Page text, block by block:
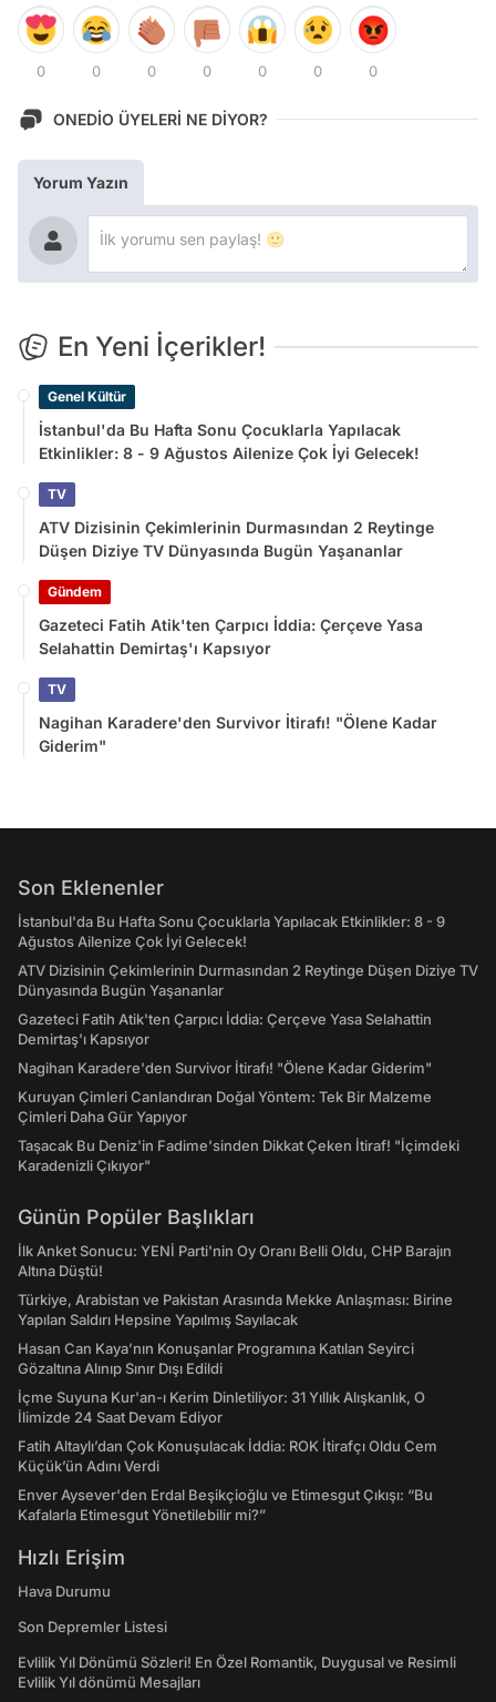
0 0 0 0 0 0 0
ONEDİO ÜYELERİ NE DİYOR?
Yorum Yazın
En Yeni İçerikler!
Genel Kültür
İstanbul'da Bu Hafta Sonu Çocuklarla Yapılacak
Etkinlikler: 8 - 9 Ağustos Ailenize Çok İyi Gelecek!
TV
ATV Dizisinin Çekimlerinin Durmasından 2 Reytinge
Düşen Diziye TV Dünyasında Bugün Yaşananlar
Gündem
Gazeteci Fatih Atik'ten Çarpıcı İddia: Çerçeve Yasa
Selahattin Demirtaş'ı Kapsıyor
TV
Nagihan Karadere'den Survivor İtirafı! "Ölene Kadar
Giderim"
Son Eklenenler
İstanbul'da Bu Hafta Sonu Çocuklarla Yapılacak Etkinlikler: 8 - 9
Ağustos Ailenize Çok İyi Gelecek!
ATV Dizisinin Çekimlerinin Durmasından 2 Reytinge Düşen Diziye TV
Dünyasında Bugün Yaşananlar
Gazeteci Fatih Atik'ten Çarpıcı İddia: Çerçeve Yasa Selahattin
Demirtaş'ı Kapsıyor
Nagihan Karadere'den Survivor İtirafı! "Ölene Kadar Giderim"
Kuruyan Çimleri Canlandıran Doğal Yöntem: Tek Bir Malzeme
Çimleri Daha Gür Yapıyor
Taşacak Bu Deniz'in Fadime'sinden Dikkat Çeken İtiraf! "İçimdeki
Karadenizli Çıkıyor"
Günün Popüler Başlıkları
İlk Anket Sonucu: YENİ Parti'nin Oy Oranı Belli Oldu, CHP Barajın
Altına Düştü!
Türkiye, Arabistan ve Pakistan Arasında Mekke Anlaşması: Birine
Yapılan Saldırı Hepsine Yapılmış Sayılacak
Hasan Can Kaya’nın Konuşanlar Programına Katılan Seyirci
Gözaltına Alınıp Sınır Dışı Edildi
İçme Suyuna Kur'an-ı Kerim Dinletiliyor: 31 Yıllık Alışkanlık, O
İlimizde 24 Saat Devam Ediyor
Fatih Altaylı’dan Çok Konuşulacak İddia: ROK İtirafçı Oldu Cem
Küçük’ün Adını Verdi
Enver Aysever'den Erdal Beşikçioğlu ve Etimesgut Çıkışı: “Bu
Kafalarla Etimesgut Yönetilebilir mi?”
Hızlı Erişim
Hava Durumu
Son Depremler Listesi
Evlilik Yıl Dönümü Sözleri! En Özel Romantik, Duygusal ve Resimli
Evlilik Yıl dönümü Mesajları